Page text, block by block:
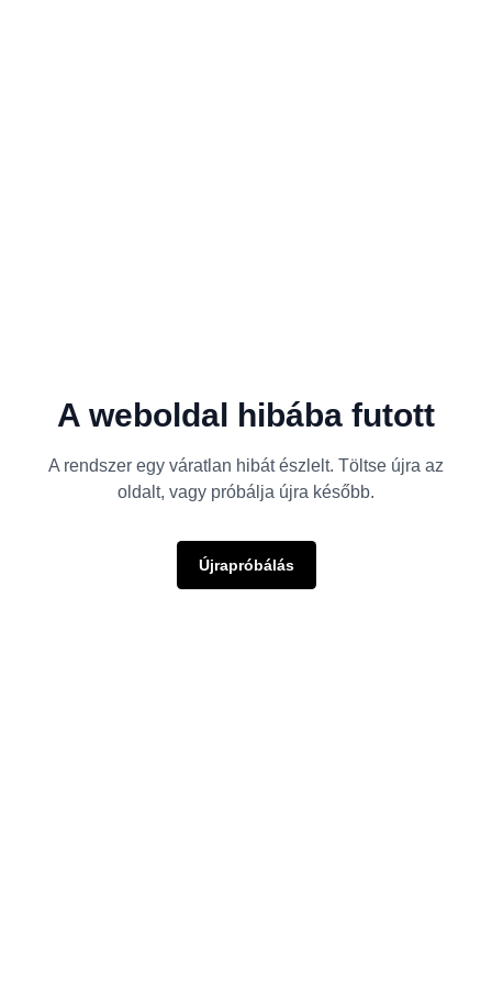
A weboldal hibába futott
A rendszer egy váratlan hibát észlelt. Töltse újra az
oldalt, vagy próbálja újra később.
Újrapróbálás